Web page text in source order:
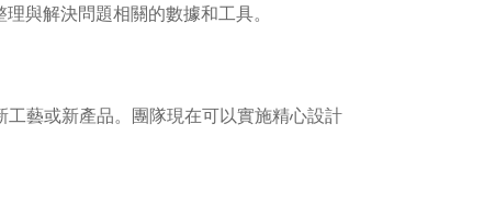
與解決問題相關的數據和工具。
藝或新產品。團隊現在可以實施精心設計